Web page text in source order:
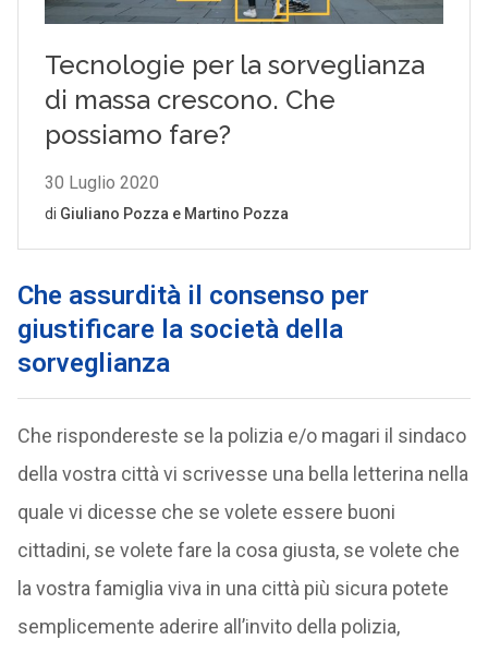
Che assurdità il consenso per
giustificare la società della
sorveglianza
Che rispondereste se la polizia e/o magari il sindaco
della vostra città vi scrivesse una bella letterina nella
quale vi dicesse che se volete essere buoni
cittadini, se volete fare la cosa giusta, se volete che
la vostra famiglia viva in una città più sicura potete
semplicemente aderire all’invito della polizia,